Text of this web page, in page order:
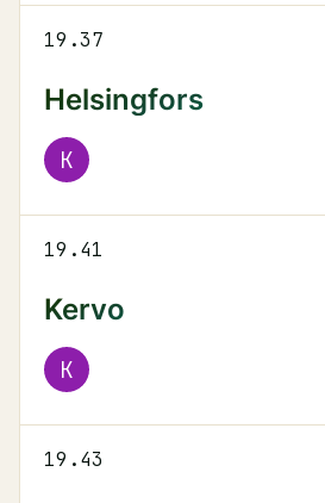
19.37
Helsingfors
K
19.41
Kervo
K
19.43